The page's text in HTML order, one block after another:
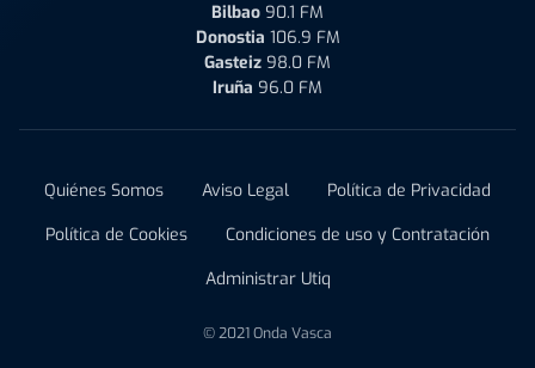
Bilbao 90.1 FM
Donostia 106.9 FM
Gasteiz 98.0 FM
Iruña 96.0 FM
Quiénes Somos Aviso Legal
Política de Privacidad
Política de Cookies
Condiciones de uso y Contratación
Administrar Utiq
© 2021 Onda Vasca